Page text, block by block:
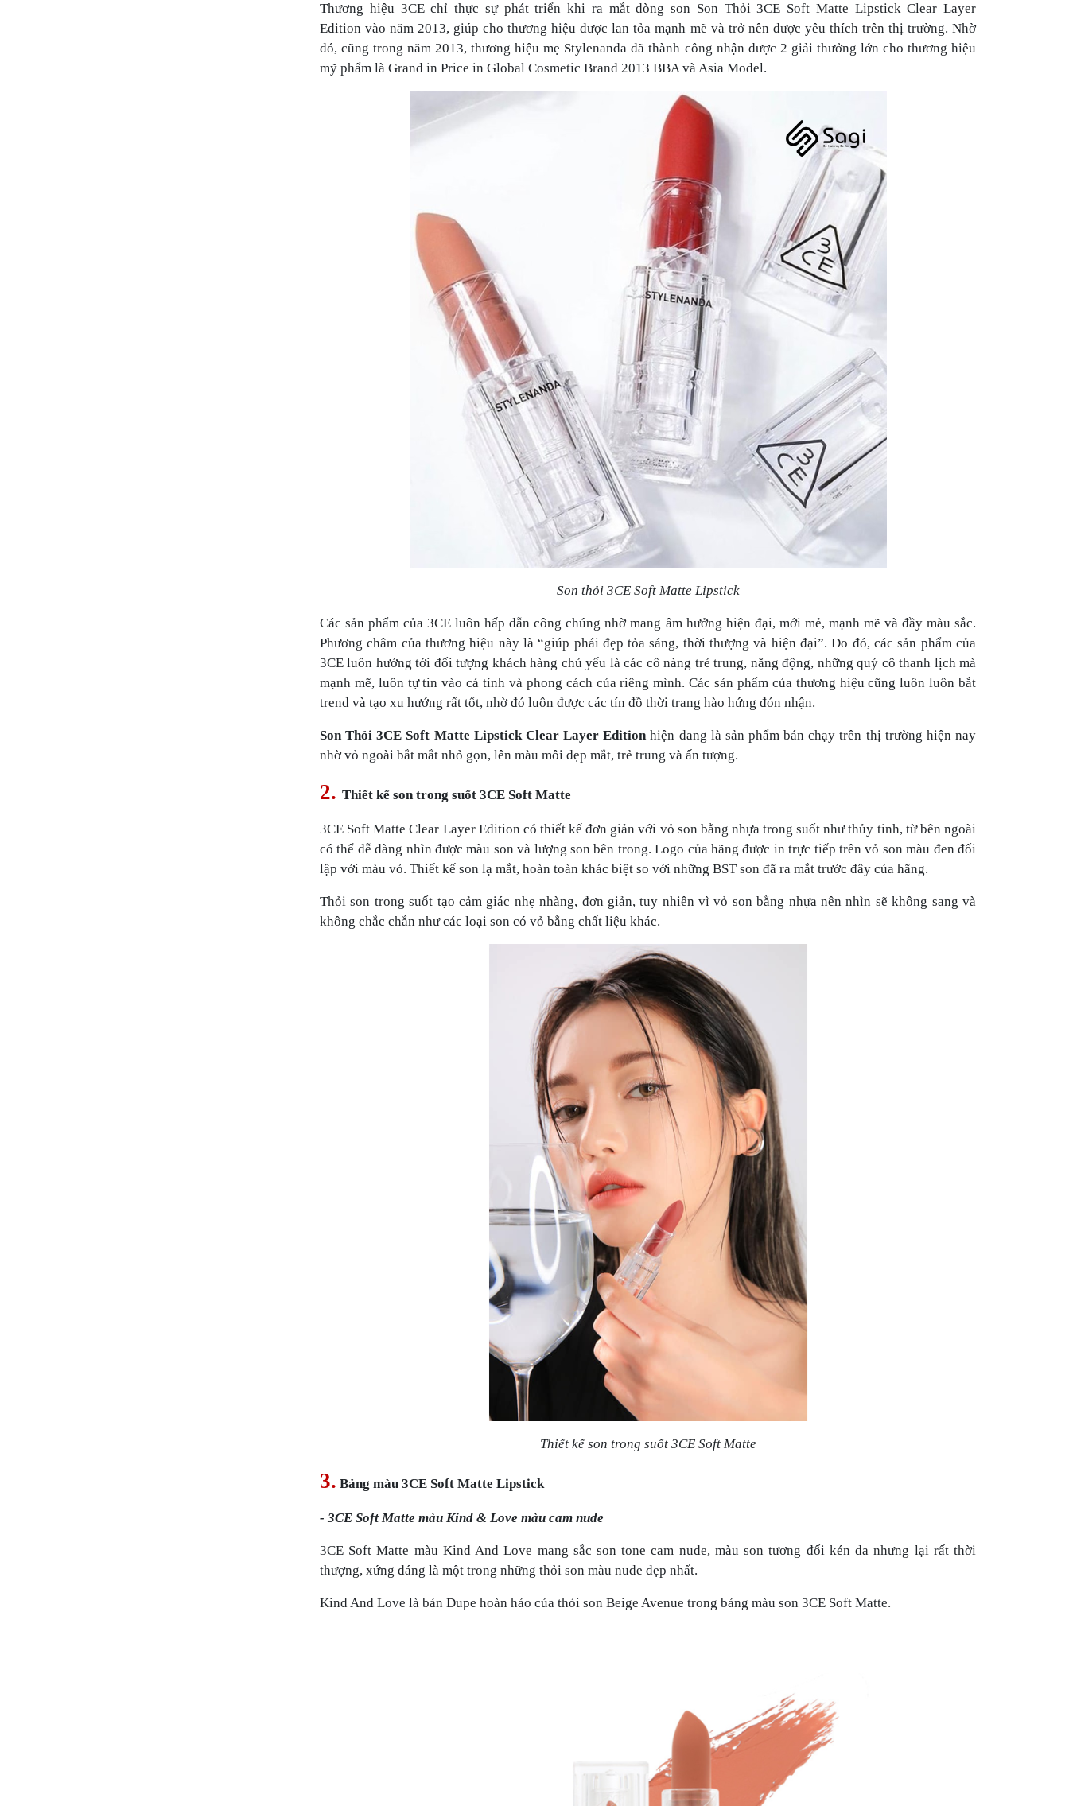
Thương hiệu 3CE chỉ thực sự phát triển khi ra mắt dòng son Son Thỏi 3CE Soft Matte Lipstick Clear Layer
Edition vào năm 2013, giúp cho thương hiệu được lan tỏa mạnh mẽ và trở nên được yêu thích trên thị trường. Nhờ
đó, cũng trong năm 2013, thương hiệu mẹ Stylenanda đã thành công nhận được 2 giải thưởng lớn cho thương hiệu
mỹ phẩm là Grand in Price in Global Cosmetic Brand 2013 BBA và Asia Model.
Son thỏi 3CE Soft Matte Lipstick
Các sản phẩm của 3CE luôn hấp dẫn công chúng nhờ mang âm hưởng hiện đại, mới mẻ, mạnh mẽ và đầy màu sắc.
Phương châm của thương hiệu này là “giúp phái đẹp tỏa sáng, thời thượng và hiện đại”. Do đó, các sản phẩm của
3CE luôn hướng tới đối tượng khách hàng chủ yếu là các cô nàng trẻ trung, năng động, những quý cô thanh lịch mà
mạnh mẽ, luôn tự tin vào cá tính và phong cách của riêng mình. Các sản phẩm của thương hiệu cũng luôn luôn bắt
trend và tạo xu hướng rất tốt, nhờ đó luôn được các tín đồ thời trang hào hứng đón nhận.
Son Thỏi 3CE Soft Matte Lipstick Clear Layer Editionhiện đang là sản phẩm bán chạy trên thị trường hiện nay
nhờ vỏ ngoài bắt mắt nhỏ gọn, lên màu môi đẹp mắt, trẻ trung và ấn tượng.
2. Thiết kế son trong suốt 3CE Soft Matte
3CE Soft Matte Clear Layer Edition có thiết kế đơn giản với vỏ son bằng nhựa trong suốt như thủy tinh, từ bên ngoài
có thể dễ dàng nhìn được màu son và lượng son bên trong. Logo của hãng được in trực tiếp trên vỏ son màu đen đối
lập với màu vỏ. Thiết kế son lạ mắt, hoàn toàn khác biệt so với những BST son đã ra mắt trước đây của hãng.
Thỏi son trong suốt tạo cảm giác nhẹ nhàng, đơn giản, tuy nhiên vì vỏ son bằng nhựa nên nhìn sẽ không sang và
không chắc chắn như các loại son có vỏ bằng chất liệu khác.
Thiết kế son trong suốt 3CE Soft Matte
3. Bảng màu 3CE Soft Matte Lipstick
- 3CE Soft Matte màu Kind & Love màu cam nude
3CE Soft Matte màu Kind And Love mang sắc son tone cam nude, màu son tương đối kén da nhưng lại rất thời
thượng, xứng đáng là một trong những thỏi son màu nude đẹp nhất.
Kind And Love là bản Dupe hoàn hảo của thỏi son Beige Avenue trong bảng màu son 3CE Soft Matte.